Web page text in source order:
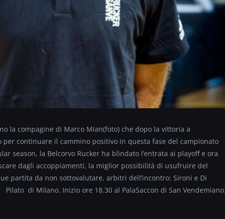
la compagine di Marco Mian(foto) che dopo la vittoria a
per continuare il cammino positivo in questa fase del campionato
season, la Belcorvo Rucker ha blindato l’entrata ai playoff e ora
dagli accoppiamenti, la miglior possibilità di usufruire del
partita da non sottovalutare, arbitri dell’incontro: Sironi e Di
Pilato di Milano. Inizio ore 18.30 al PalaSaccon di San V